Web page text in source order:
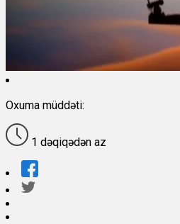
Oxuma müddəti:
1 dəqiqədən az